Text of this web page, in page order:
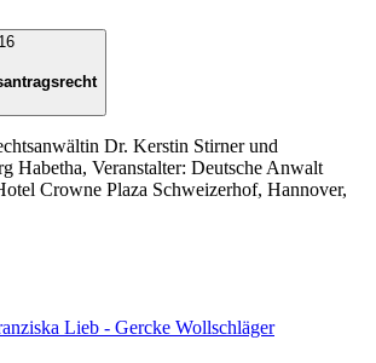
Dr. Kerstin Stirner und
Habetha, Veranstalter: Deutsche Anwalt
Crowne Plaza Schweizerhof, Hannover,